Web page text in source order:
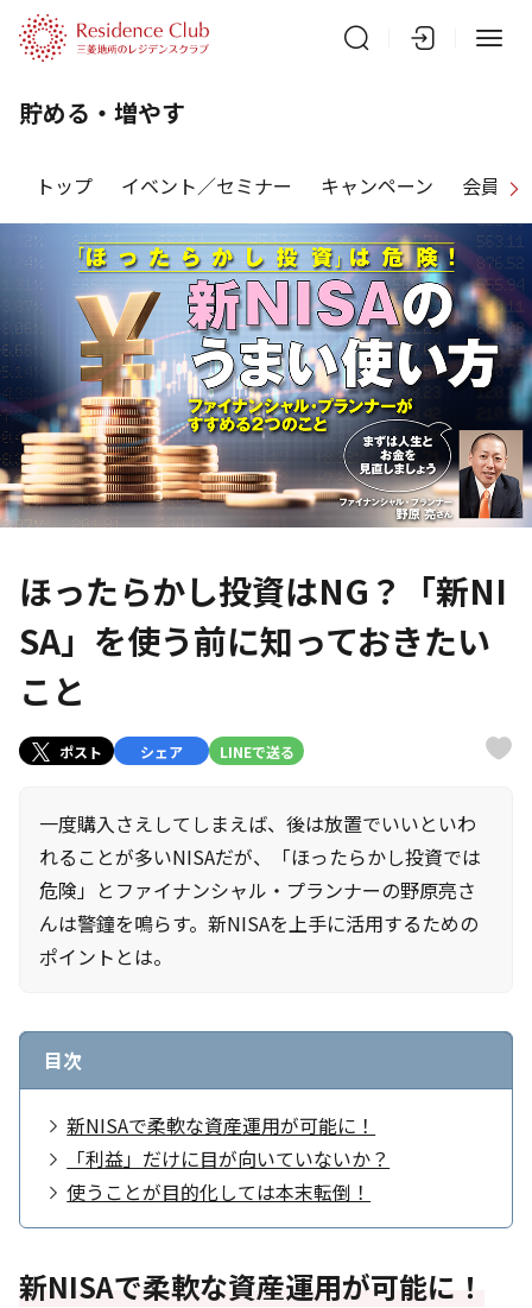
貯める・増やす
トップ イベント／セミナー キャンペーン 会員特
ほったらかし投資はNG？「新NI
SA」を使う前に知っておきたい
こと
ポスト シェア LINEで送る
一度購入さえしてしまえば、後は放置でいいといわ
れることが多いNISAだが、「ほったらかし投資では
危険」とファイナンシャル・プランナーの野原亮さ
んは警鐘を鳴らす。新NISAを上手に活用するための
ポイントとは。
目次
新NISAで柔軟な資産運用が可能に！
「利益」だけに目が向いていないか？
使うことが目的化しては本末転倒！
新NISAで柔軟な資産運用が可能に！